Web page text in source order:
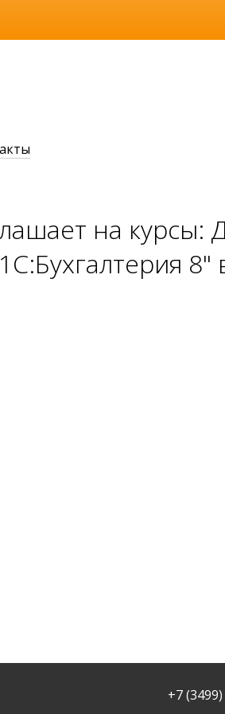
на курсы:
8"
+7